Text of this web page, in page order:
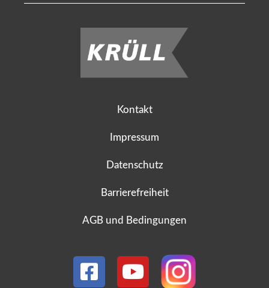
Kontakt
Impressum
Datenschutz
Barrierefreiheit
AGB und Bedingungen